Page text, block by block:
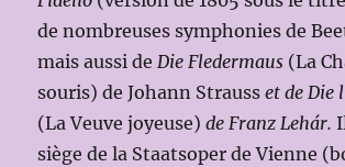
de nombreuses symphonies de
mais aussi deDie Fledermaus (La
souris) de Johann Strauss et de Die
(La Veuve joyeuse)de Franz Lehár.
siège de la Staatsoper de Vienne